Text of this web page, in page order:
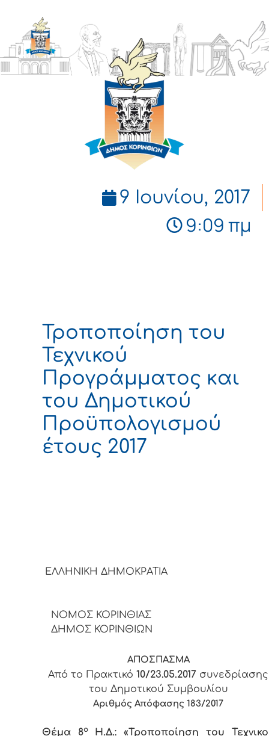
ΔΗΜΟΣ
ΚΟΡΙΝΘΙΩΝ
9 Ιουνίου, 2017
9:09 πμ
Τροποποίηση του
Τεχνικού
Προγράμματος και
του Δημοτικού
Προϋπολογισμού
έτους 2017
ΕΛΛΗΝΙΚΗ ΔΗΜΟΚΡΑΤΙΑ
ΝΟΜΟΣ ΚΟΡΙΝΘΙΑΣ
ΔΗΜΟΣ ΚΟΡΙΝΘΙΩΝ
ΑΠΟΣΠΑΣΜΑ
Από το Πρακτικό10/23.05.2017 συνεδρίασης
του Δημοτικού Συμβουλίου
Αριθμός Απόφασης1 83/2017
Θέμα 8οΗ.Δ.: «Τροποποίηση του